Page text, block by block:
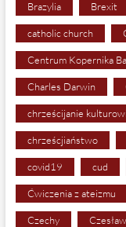
Brazylia Brexit
catholic church
Centrum Kopernika
Charles Darwin
chrześcijanie kulturowi
chrześcjiaństwo
covid19 cud
Ćwiczenia z ateizmu
Czechy